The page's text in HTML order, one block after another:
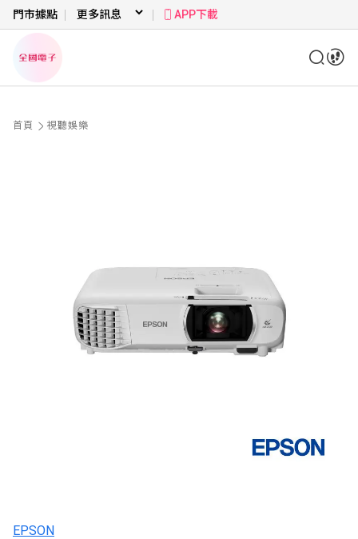
門市據點 APP下載
首頁 視聽娛樂
EPSON